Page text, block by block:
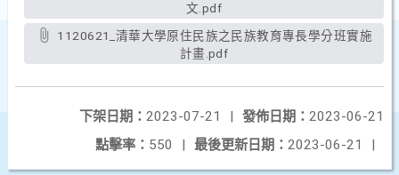
文.pdf
計畫.pdf
發佈日期： 2023-06-21
下架日期： 2023-07-21
|
最後更新日期： 2023-06-21 |
點擊率： 550 |